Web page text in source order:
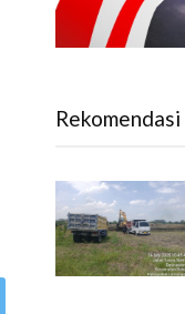
Rekomendasi